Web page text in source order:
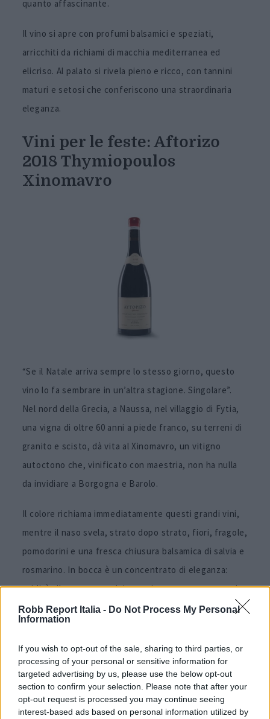
Robb Report Italia - Do Not Process My Personal
Information
If you wish to opt-out of the sale, sharing to third parties, or
processing of your personal or sensitive information for
targeted advertising by us, please use the below opt-out
section to confirm your selection. Please note that after your
opt-out request is processed you may continue seeing
interest-based ads based on personal information utilized by
quanto affascinante.
Il vino si apre con profumi balsamici e speziati,
arricchiti da richiami di macchia mediterranea ed
elicriso. Al palato si rivela pieno e ricco, con tannini
maturi e setosi che conferiscono una straordinaria
eleganza.
Vini per le feste: Aftorizo
2018 Thymiopoulos
Xinomavro
“Se il Natale arriva sempre lo stesso giorno, questo
vino lo fa sembrare in un’altra stagione. Singolare”.
Nel nord della Grecia, a Naussa, nel villaggio di Fytia,
una vigna di oltre 60 anni a piede franco, su terreni di
granito e scisto, dà vita al Xinomavro, un vitigno
autoctono che, vinificato con maestria, non ha nulla
da invidiare a Borgogna e Barolo.
Il colore richiama immediatamente questi grandi vini,
mentre il naso svela, strato dopo strato, fiori, fragole,
pomodorini e una fresca chiusura balsamica di salvia e
rosmarino. In bocca è un concentrato di eleganza:
acidità vibrante e tannini setosi accompagnano ogni
sorso.
Opificio Del Pinot Nero